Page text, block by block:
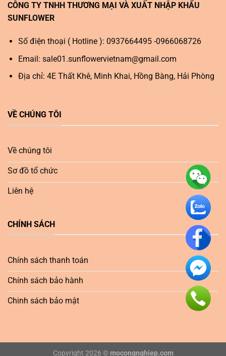
CÔNG TY TNHH THƯƠNG MẠI VÀ XUẤT NHẬP KHẨU
SUNFLOWER
Số điện thoại ( Hotline ): 0937664495 -0966068726
Email: sale01.sunflowervietnam@gmail.com
Địa chỉ: 4E Thất Khê, Minh Khai, Hồng Bàng, Hải Phòng
VỀ CHÚNG TÔI
Về chúng tôi
Sơ đồ tổ chức
Liên hệ
CHÍNH SÁCH
Chính sách thanh toán
Chính sách bảo hành
Chinh sách bảo mật
Copyright 2026 © mocongnghiep.com